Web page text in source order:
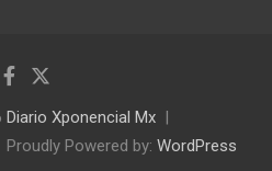
Diario Xponencial Mx
Proudly Powered by: WordPress